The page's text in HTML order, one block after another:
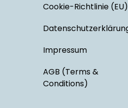
Cookie-Richtlinie (EU)
Impressum
AGB (Terms &
Conditions)